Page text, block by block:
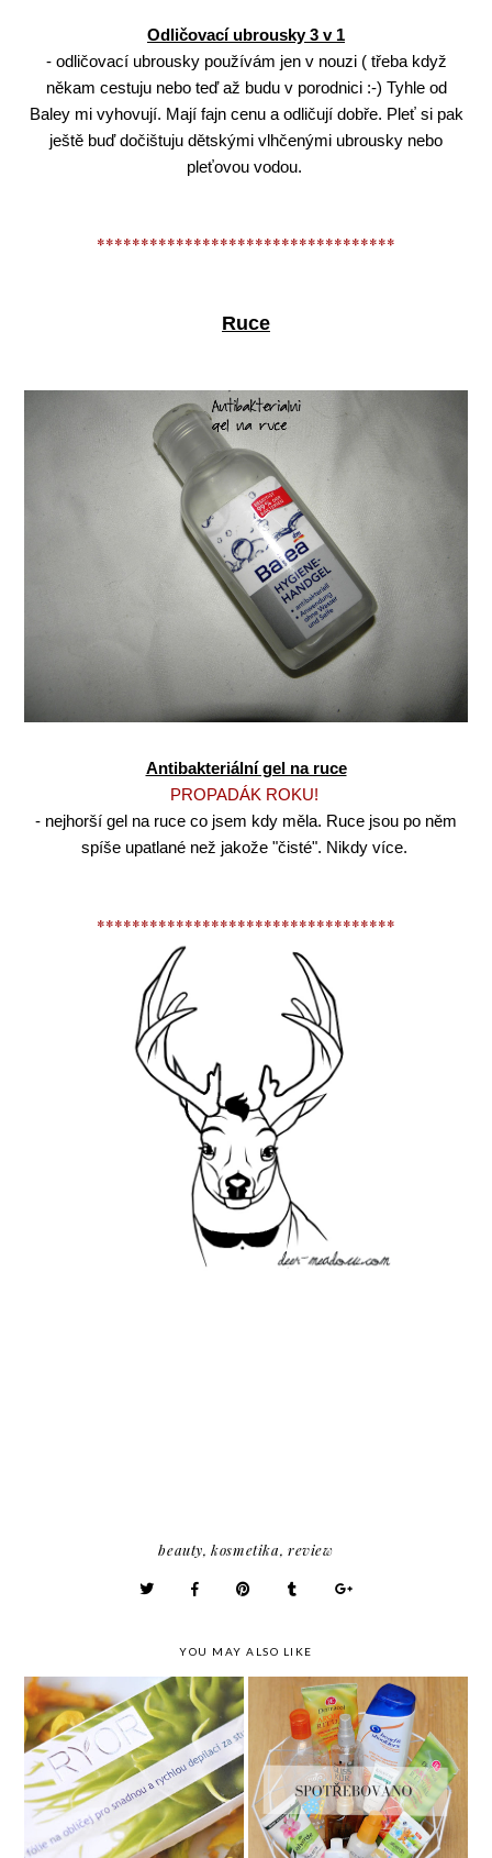
Odličovací ubrousky 3 v 1
- odličovací ubrousky používám jen v nouzi ( třeba když
někam cestuju nebo teď až budu v porodnici :-) Tyhle od
Baley mi vyhovují. Mají fajn cenu a odličují dobře. Pleť si pak
ještě buď dočištuju dětskými vlhčenými ubrousky nebo
pleťovou vodou.
**********************************
Ruce
Antibakteriální gel na ruce
PROPADÁK ROKU!
- nejhorší gel na ruce co jsem kdy měla. Ruce jsou po něm
spíše upatlané než jakože "čisté". Nikdy více.
**********************************
beauty, kosmetika, review
YOU MAY ALSO LIKE
Depilační folie a moje
zkušenost
Spotřebováné produkty
II.